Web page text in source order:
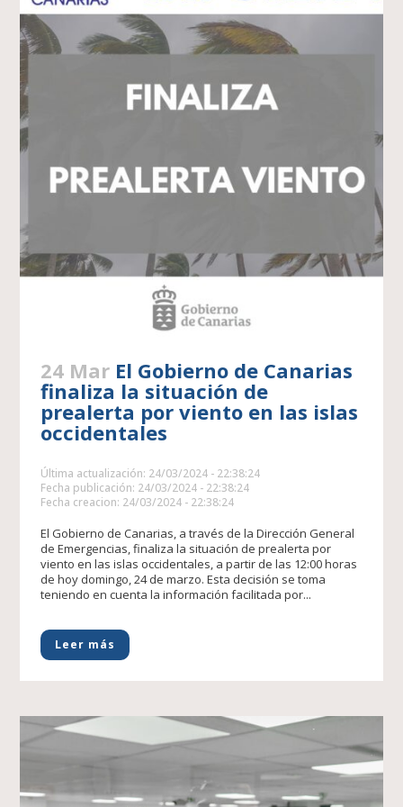
24 Mar El Gobierno de Canarias
finaliza la situación de
prealerta por viento en las islas
occidentales
Última actualización: 24/03/2024 - 22:38:24
Fecha publicación: 24/03/2024 - 22:38:24
Fecha creacion: 24/03/2024 - 22:38:24
El Gobierno de Canarias, a través de la Dirección General
de Emergencias, finaliza la situación de prealerta por
viento en las islas occidentales, a partir de las 12:00 horas
de hoy domingo, 24 de marzo. Esta decisión se toma
teniendo en cuenta la información facilitada por...
Leer más